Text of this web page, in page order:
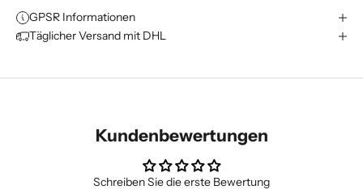
GPSR Informationen
Täglicher Versand mit DHL
Kundenbewertungen
Schreiben Sie die erste Bewertung